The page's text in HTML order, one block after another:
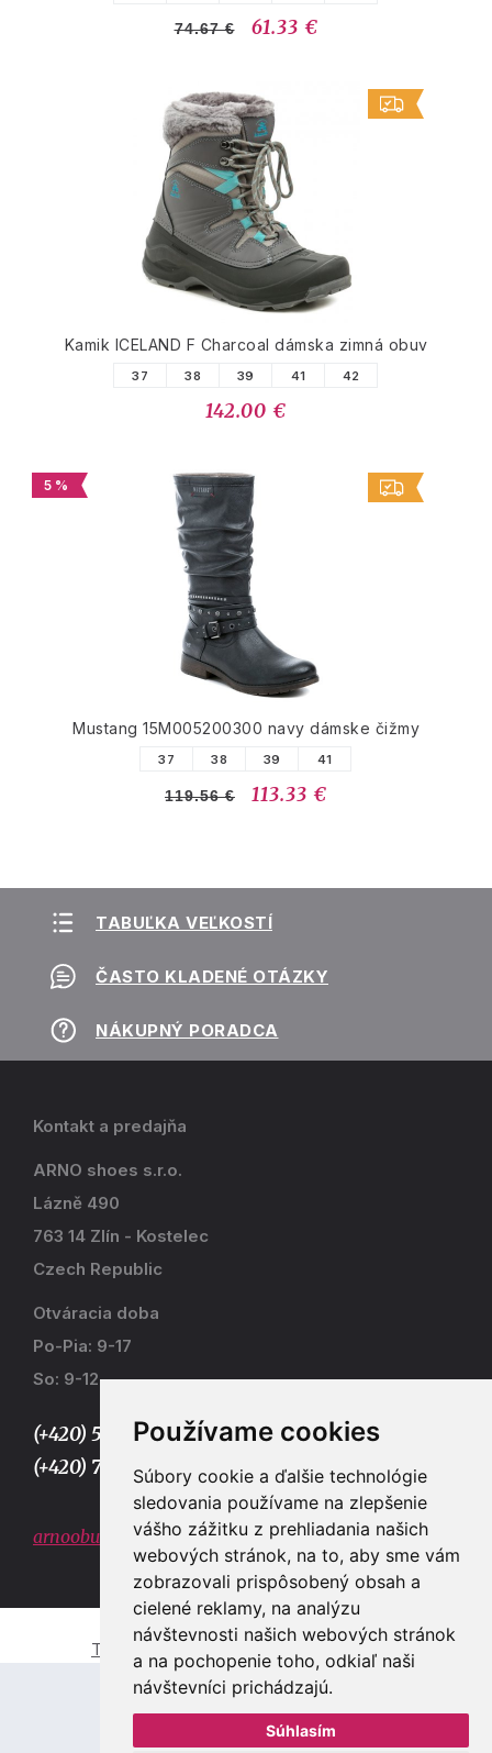
Používame cookies
Súbory cookie a ďalšie technológie
sledovania používame na zlepšenie
vášho zážitku z prehliadania našich
webových stránok, na to, aby sme vám
zobrazovali prispôsobený obsah a
cielené reklamy, na analýzu
návštevnosti našich webových stránok
a na pochopenie toho, odkiaľ naši
návštevníci prichádzajú.
Súhlasím
74.67 € 61.33 €
Kamik ICELAND F Charcoal dámska zimná obuv
37 38 39 41 42
142.00 €
5 %
Mustang 15M005200300 navy dámske čižmy
37 38 39 41
119.56 € 113.33 €
TABUĽKA VEĽKOSTÍ
ČASTO KLADENÉ OTÁZKY
NÁKUPNÝ PORADCA
Kontakt a predajňa
ARNO shoes s.r.o.
Lázně 490
763 14 Zlín - Kostelec
Czech Republic
Otváracia doba
Po-Pia: 9-17
So: 9-12
(+420) 577 915 036,
(+420) 773 667 390
arnoobuv@gmail.com
Tvorba e-shopů a webových stránek Zlín